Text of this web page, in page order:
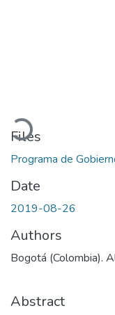
Loading...
Files
Programa de
Date
2019-08-26
Authors
Bogotá (Colombia).
Abstract